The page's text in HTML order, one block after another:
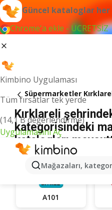
Güncel kataloglar
Chrome'a ekle - ÜCRETSİZ
Kimbino Uygulaması
Tüm fırsatlar tek yerde
(14,1 B değerlendirme)
Uygulamasını Aç
Mağazaları,
Süpermarketler
Kırklareli
kategorisindeki
katalogları
A101